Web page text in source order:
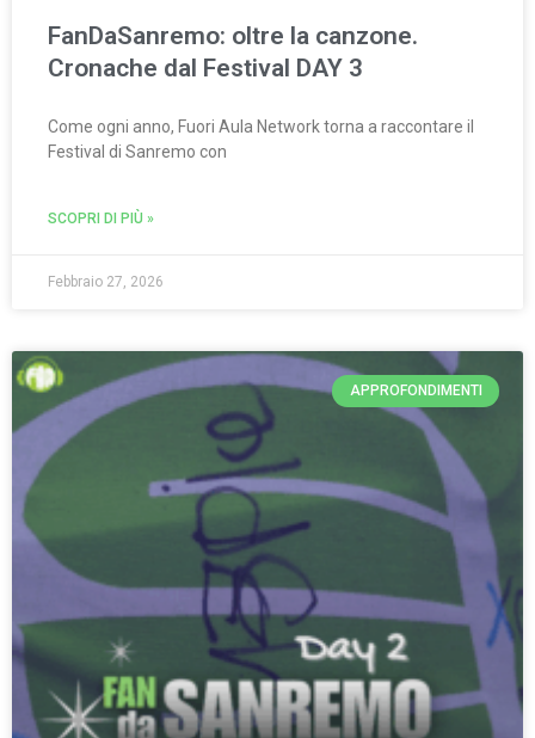
FanDaSanremo: oltre la canzone.
Cronache dal Festival DAY 3
Come ogni anno, Fuori Aula Network torna a raccontare il
Festival di Sanremo con
SCOPRI DI PIÙ »
Febbraio 27, 2026
APPROFONDIMENTI